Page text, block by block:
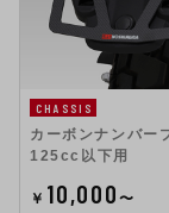
CHASSIS
カーボンナンバー
125cc以下用
￥ 10,000〜